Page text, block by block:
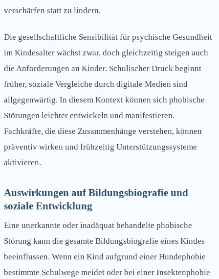
verschärfen statt zu lindern.
Die gesellschaftliche Sensibilität für psychische Gesundheit
im Kindesalter wächst zwar, doch gleichzeitig steigen auch
die Anforderungen an Kinder. Schulischer Druck beginnt
früher, soziale Vergleiche durch digitale Medien sind
allgegenwärtig. In diesem Kontext können sich phobische
Störungen leichter entwickeln und manifestieren.
Fachkräfte, die diese Zusammenhänge verstehen, können
präventiv wirken und frühzeitig Unterstützungssysteme
aktivieren.
Auswirkungen auf Bildungsbiografie und
soziale Entwicklung
Eine unerkannte oder inadäquat behandelte phobische
Störung kann die gesamte Bildungsbiografie eines Kindes
beeinflussen. Wenn ein Kind aufgrund einer Hundephobie
bestimmte Schulwege meidet oder bei einer Insektenphobie